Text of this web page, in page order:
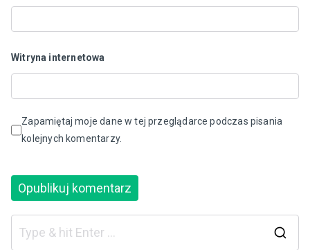
Witryna internetowa
Zapamiętaj moje dane w tej przeglądarce podczas pisania
kolejnych komentarzy.